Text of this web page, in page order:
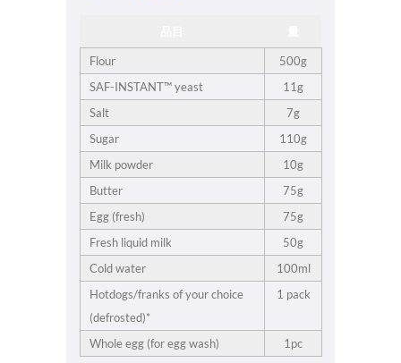
Flour
500g
SAF-INSTANT™ yeast
11g
Salt
7g
Sugar
110g
Milk powder
10g
Butter
75g
Egg (fresh)
75g
Fresh liquid milk
50g
Cold water
100ml
Hotdogs/franks of your choice
(defrosted)*
1 pack
Whole egg (for egg wash) 1pc